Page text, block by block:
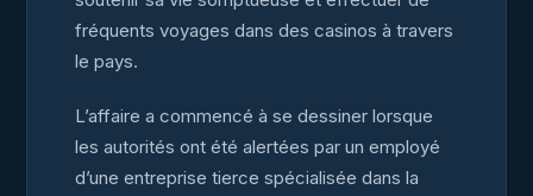
fréquents voyages dans des casinos à travers
le pays.
L’affaire a commencé à se dessiner lorsque
les autorités ont été alertées par un employé
d’une entreprise tierce spécialisée dans la